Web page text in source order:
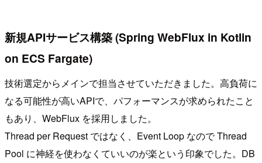
新規APIサービス構築 (Spring WebFlux in Kotlin
on ECS Fargate)
技術選定からメインで担当させていただきました。高負荷に
なる可能性が高いAPIで、パフォーマンスが求められたこと
もあり、WebFlux を採用しました。
Thread per Request ではなく、Event Loop なので Thread
Pool に神経を使わなくていいのが楽という印象でした。DB